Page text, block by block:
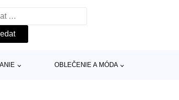
OBLEČENIE A MÓDA